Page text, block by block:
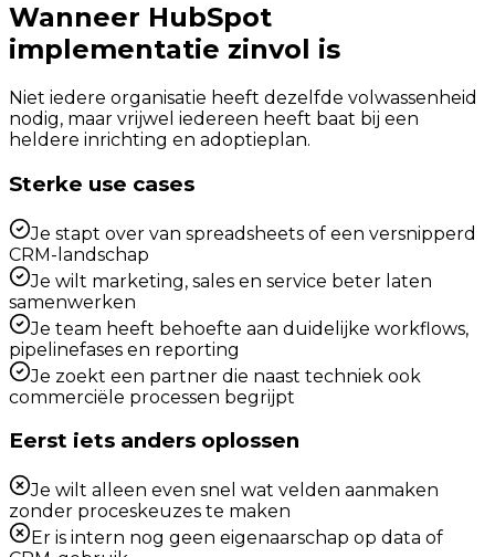
Wanneer HubSpot
implementatie zinvol is
Niet iedere organisatie heeft dezelfde volwassenheid
nodig, maar vrijwel iedereen heeft baat bij een
heldere inrichting en adoptieplan.
Sterke use cases
Je stapt over van spreadsheets of een versnipperd
CRM-landschap
Je wilt marketing, sales en service beter laten
samenwerken
Je team heeft behoefte aan duidelijke workflows,
pipelinefases en reporting
Je zoekt een partner die naast techniek ook
commerciële processen begrijpt
Eerst iets anders oplossen
Je wilt alleen even snel wat velden aanmaken
zonder proceskeuzes te maken
Er is intern nog geen eigenaarschap op data of